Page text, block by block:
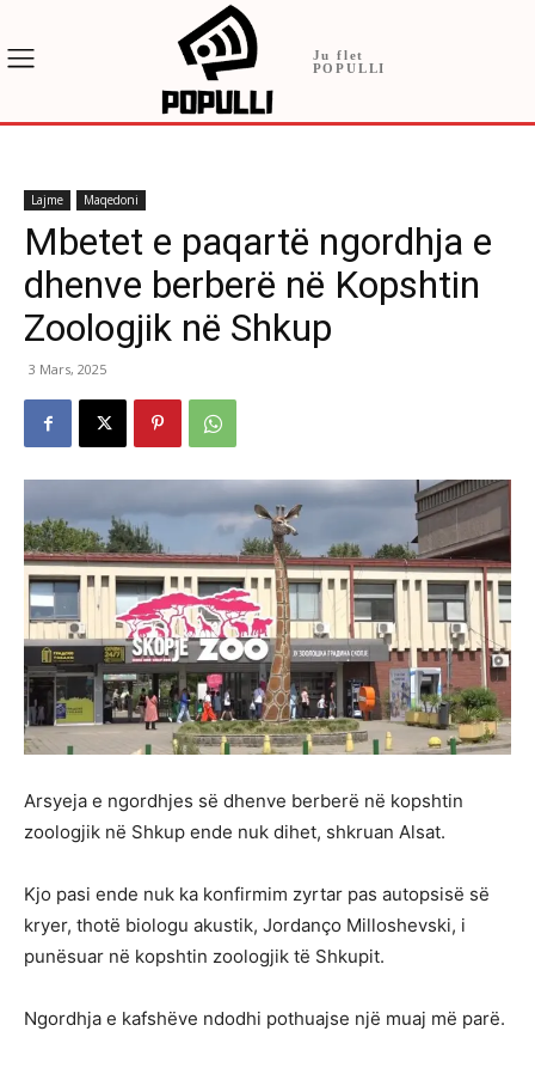
Ju flet
POPULLI
Lajme Maqedoni
Mbetet e paqartë ngordhja e
dhenve berberë në Kopshtin
Zoologjik në Shkup
3 Mars, 2025
Arsyeja e ngordhjes së dhenve berberë në kopshtin
zoologjik në Shkup ende nuk dihet, shkruan Alsat.
Kjo pasi ende nuk ka konfirmim zyrtar pas autopsisë së
kryer, thotë biologu akustik, Jordanço Milloshevski, i
punësuar në kopshtin zoologjik të Shkupit.
Ngordhja e kafshëve ndodhi pothuajse një muaj më parë.